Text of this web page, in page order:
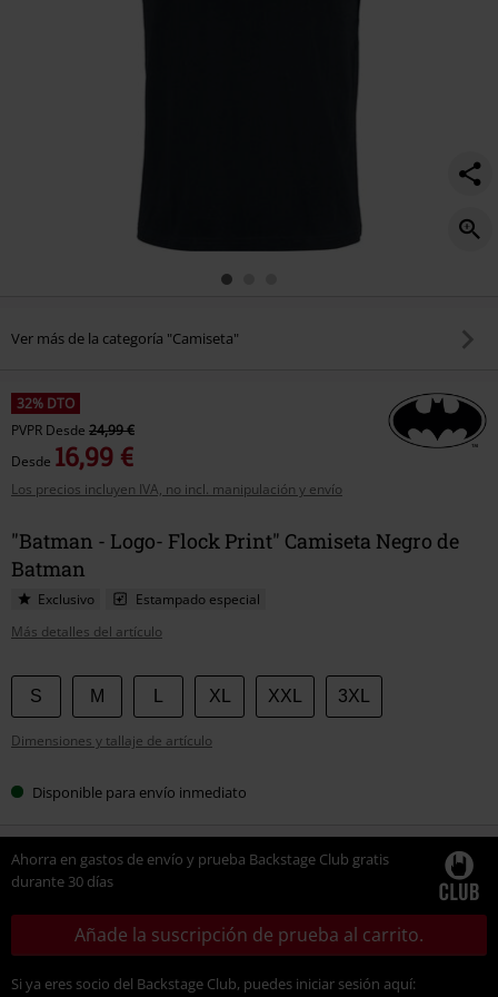
Ver más de la categoría "Camiseta"
32% DTO
PVPR Desde 24,99 €
Desde 16,99 €
Los precios incluyen IVA, no incl. manipulación y envío
"Batman - Logo- Flock Print" Camiseta Negro de
Batman
Exclusivo
Estampado especial
Más detalles del artículo
Elige
tu
talla
S M XL XXL 3XL
Dimensiones y tallaje de artículo
Disponible para envío inmediato
Ahorra en gastos de envío y prueba Backstage Club gratis
durante 30 días
Añade la suscripción de prueba al carrito.
Si ya eres socio del Backstage Club, puedes iniciar sesión aquí: